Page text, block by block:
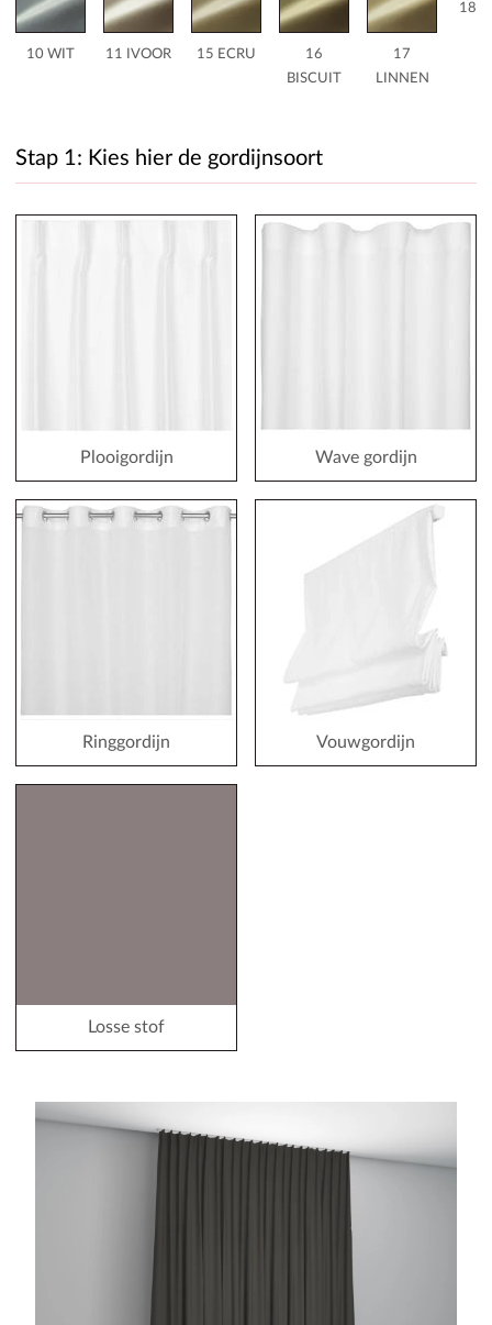
10 WIT 11 IVOOR 15 ECRU
16
BISCUIT
17
LINNEN
18
Stap 1: Kies hier de gordijnsoort
Plooigordijn Wave gordijn
Ringgordijn Vouwgordijn
Losse stof